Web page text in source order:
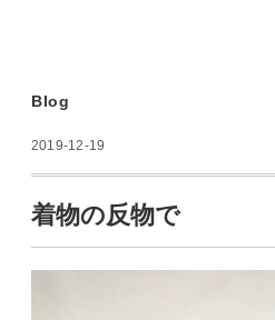
Blog
2019-12-19
着物の反物で